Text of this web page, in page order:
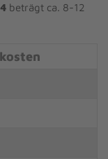
beträgt ca. 8-12